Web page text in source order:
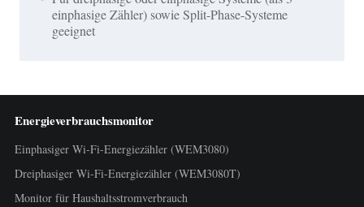
einphasige Zähler) sowie Split-Phase-Systeme
geeignet
Energieverbrauchsmonitor
Einphasiger Wi-Fi-Energiezähler (WEM3080)
Dreiphasiger Wi-Fi-Energiezähler (WEM3080T)
Monitor für Haushaltsstromverbrauch